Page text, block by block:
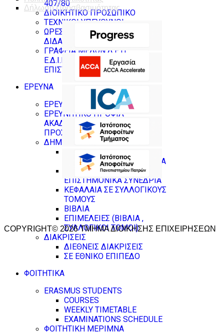
407/80
ΔΙΟΙΚΗΤΙΚΟ ΠΡΟΣΩΠΙΚΟ
ΤΕΧΝΙΚΟΙ ΥΠΕΥΘΥΝΟΙ
ΩΡΕΣ ΓΡΑΦΕΙΟΥ
ΔΙΔΑΣΚΟΝΤΩΝ
ΓΡΑΦΕΙΑ ΜΕΛΩΝ Δ.Ε.Π ,
Ε.Δ.Ι.Π & ΝΕΩΝ
ΕΠΙΣΤΗΜΟΝΩΝ
ΕΡΕΥΝΑ
ΕΡΕΥΝΗΤΙΚΑ ΕΡΓΑΣΤΗΡΙΑ
ΕΡΕΥΝΗΤΙΚΟ ΠΡΟΦΙΛ
ΑΚΑΔΗΜΑΪΚΟΥ
ΠΡΟΣΩΠΙΚΟΥ
ΔΗΜΟΣΙΕΥΣΕΙΣ
ΔΗΜΟΣΙΕΥΣΕΙΣ ΣΕ
ΕΠΙΣΤΗΜΟΝΙΚΑ ΠΕΡΙΟΔΙΚΑ
ΔΗΜΟΣΙΕΥΣΕΙΣ ΣΕ
ΕΠΙΣΤΗΜΟΝΙΚΑ ΣΥΝΕΔΡΙΑ
ΚΕΦΑΛΑΙΑ ΣΕ ΣΥΛΛΟΓΙΚΟΥΣ
ΤΟΜΟΥΣ
ΒΙΒΛΙΑ
ΕΠΙΜΕΛΕΙΕΣ (ΒΙΒΛΙΑ ,
ΣΥΛΛΟΓΙΚΟΙ ΤΟΜΟΙ)
ΔΙΑΚΡΙΣΕΙΣ
ΔΙΕΘΝΕΙΣ ΔΙΑΚΡΙΣΕΙΣ
ΣΕ ΕΘΝΙΚΟ ΕΠΙΠΕΔΟ
ΦΟΙΤΗΤΙΚΑ
ERASMUS STUDENTS
COURSES
WEEKLY TIMETABLE
EXAMINATIONS SCHEDULE
ΦΟΙΤΗΤΙΚΗ ΜΕΡΙΜΝΑ
Δήλωση Προσβασιμότητας
COPYRIGHT© 2026 ΤΜΗΜΑ ΔΙΟΙΚΗΣΗΣ ΕΠΙΧΕΙΡΗΣΕΩΝ